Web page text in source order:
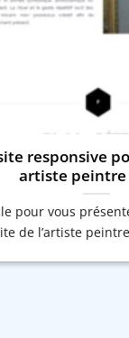
responsive
artiste peintre
pour vous
de l’artiste